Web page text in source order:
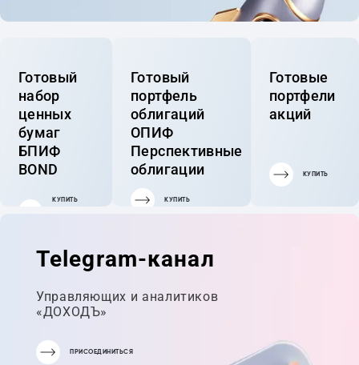
Готовый
набор
ценных
бумаг
БПИФ
BOND
КУПИТЬ
Готовый
портфель
облигаций
ОПИФ
Перспективные
облигации
КУПИТЬ
Готовые
портфели
акций
КУПИТЬ
Telegram-канал
Управляющих и аналитиков
«ДОХОДЪ»
ПРИСОЕДИНИТЬСЯ